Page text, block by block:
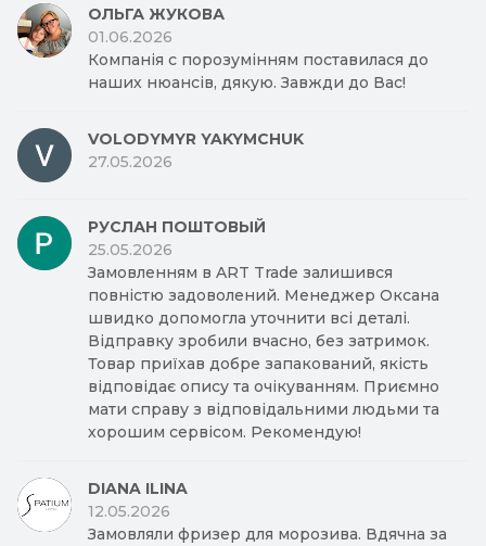
ОЛЬГА ЖУКОВА
01.06.2026
Компанія с порозумінням поставилася до
наших нюансів, дякую. Завжди до Вас!
VOLODYMYR YAKYMCHUK
27.05.2026
РУСЛАН ПОШТОВЫЙ
25.05.2026
Замовленням в ART Trade залишився
повністю задоволений. Менеджер Оксана
швидко допомогла уточнити всі деталі.
Відправку зробили вчасно, без затримок.
Товар приїхав добре запакований, якість
відповідає опису та очікуванням. Приємно
мати справу з відповідальними людьми та
хорошим сервісом. Рекомендую!
DIANA ILINA
12.05.2026
Замовляли фризер для морозива. Вдячна за